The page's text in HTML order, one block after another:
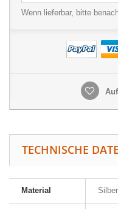
Wenn lieferbar, bitte
TECHNISCHE
Material